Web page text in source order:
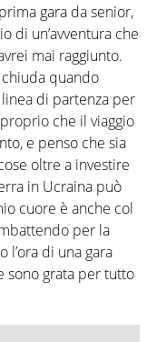
gara da senior,
di un’avventura che
mai raggiunto.
quando
di partenza per
che il viaggio
e penso che sia
oltre a investire
in Ucraina può
cuore è anche col
per la
di una gara
sono grata per tutto